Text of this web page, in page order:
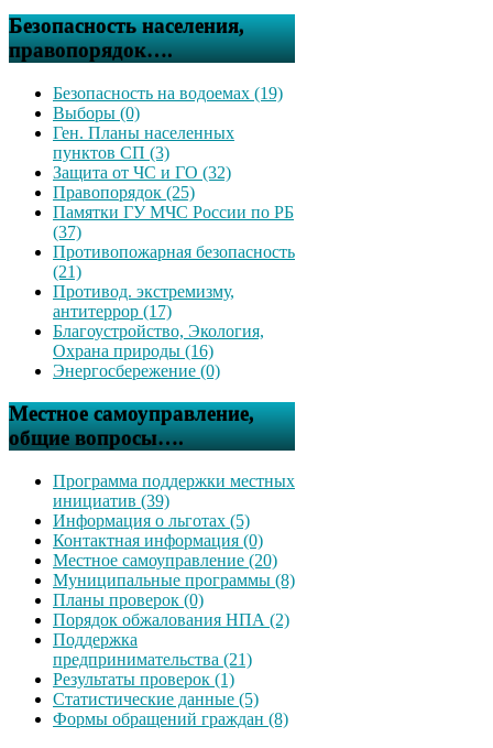
Безопасность населения,
правопорядок….
Безопасность на водоемах (19)
Выборы (0)
Ген. Планы населенных
пунктов СП (3)
Защита от ЧС и ГО (32)
Правопорядок (25)
Памятки ГУ МЧС России по РБ
(37)
Противопожарная безопасность
(21)
Противод. экстремизму,
антитеррор (17)
Благоустройство, Экология,
Охрана природы (16)
Энергосбережение (0)
Местное самоуправление,
общие вопросы….
Программа поддержки местных
инициатив (39)
Информация о льготах (5)
Контактная информация (0)
Местное самоуправление (20)
Муниципальные программы (8)
Планы проверок (0)
Порядок обжалования НПА (2)
Поддержка
предпринимательства (21)
Результаты проверок (1)
Статистические данные (5)
Формы обращений граждан (8)